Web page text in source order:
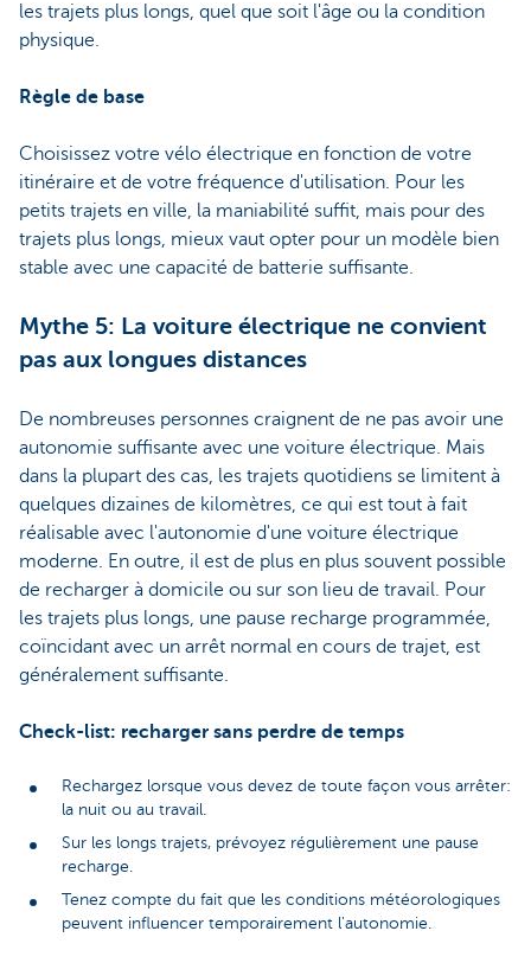
les trajets plus longs, quel que soit l'âge ou la condition
physique.
Règle de base
Choisissez votre vélo électrique en fonction de votre
itinéraire et de votre fréquence d'utilisation. Pour les
petits trajets en ville, la maniabilité suffit, mais pour des
trajets plus longs, mieux vaut opter pour un modèle bien
stable avec une capacité de batterie suffisante.
Mythe 5: La voiture électrique ne convient
pas aux longues distances
De nombreuses personnes craignent de ne pas avoir une
autonomie suffisante avec une voiture électrique. Mais
dans la plupart des cas, les trajets quotidiens se limitent à
quelques dizaines de kilomètres, ce qui est tout à fait
réalisable avec l'autonomie d'une voiture électrique
moderne. En outre, il est de plus en plus souvent possible
de recharger à domicile ou sur son lieu de travail. Pour
les trajets plus longs, une pause recharge programmée,
coïncidant avec un arrêt normal en cours de trajet, est
généralement suffisante.
Check-list: recharger sans perdre de temps
Rechargez lorsque vous devez de toute façon vous arrêter:
la nuit ou au travail.
Sur les longs trajets, prévoyez régulièrement une pause
recharge.
Tenez compte du fait que les conditions météorologiques
peuvent influencer temporairement l'autonomie.